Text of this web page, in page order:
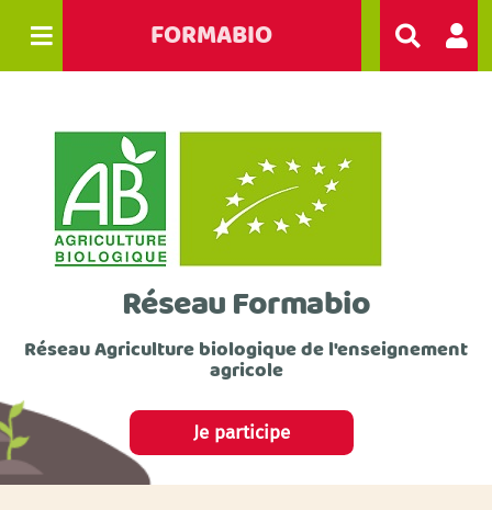
FORMABIO
Réseau Formabio
Réseau Agriculture biologique de l'enseignement
agricole
Je participe